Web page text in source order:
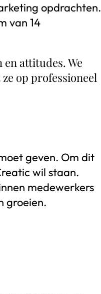
opdrachten.
van 14
attitudes. We
op professioneel
geven. Om dit
wil staan.
medewerkers
groeien.